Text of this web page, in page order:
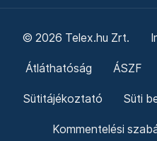
© 2026 Telex.hu Zrt.
Átláthatóság ÁSZF
Sütitájékoztató Süti
Kommentelési